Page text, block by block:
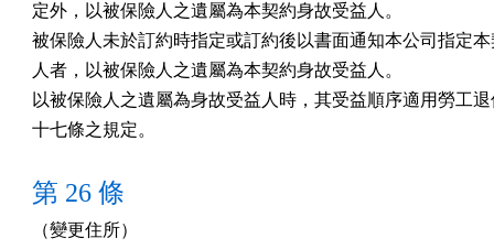
定外，以被保險人之遺屬為本契約身故受益人。
被保險人未於訂約時指定或訂約後以書面通知本公司指定
人者，以被保險人之遺屬為本契約身故受益人。
以被保險人之遺屬為身故受益人時，其受益順序適用勞工
十七條之規定。
第 26 條
（變更住所）